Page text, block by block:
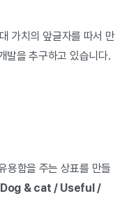
가치의 앞글자를 따서 만
발을 추구하고 있습니다.
용함을 주는 상표를 만들
Dog & cat / Useful /